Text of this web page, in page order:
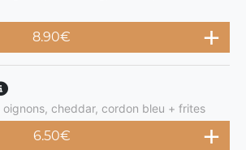
8.90€
oignons, cheddar, cordon bleu + frites
6.50€